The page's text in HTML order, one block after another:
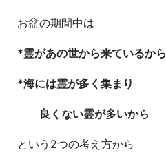
お盆の期間中は
*霊があの世から来ているから
*海には霊が多く集まり
良くない霊が多いから
という2つの考え方から